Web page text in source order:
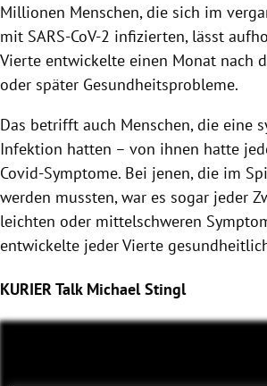
Untermenü
Millionen Menschen, die sich im
mit SARS-CoV-2 infizierten, lässt
Vierte entwickelte einen Monat nach
oder später Gesundheitsprobleme.
Das betrifft auch Menschen, die eine
Infektion hatten – von ihnen hatte
Covid-Symptome. Bei jenen, die im
werden mussten, war es sogar jeder
leichten oder mittelschweren
entwickelte jeder Vierte
KURIER Talk Michael Stingl